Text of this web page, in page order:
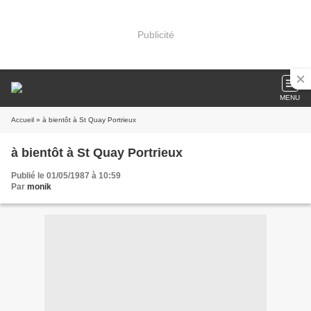
Publicité
MENU
Accueil » à bientôt à St Quay Portrieux
à bientôt à St Quay Portrieux
Publié le 01/05/1987 à 10:59
Par monik